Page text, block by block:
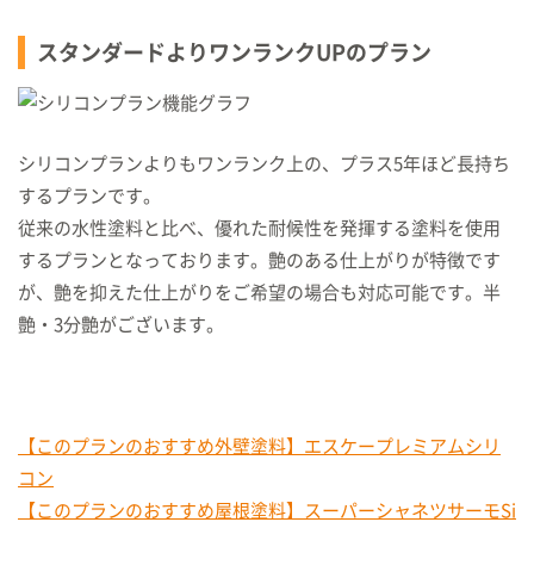
スタンダードよりワンランクUPのプラン
シリコンプランよりもワンランク上の、プラス5年ほど長持ち
するプランです。
従来の水性塗料と比べ、優れた耐候性を発揮する塗料を使用
するプランとなっております。艶のある仕上がりが特徴です
が、艶を抑えた仕上がりをご希望の場合も対応可能です。半
艶・3分艶がございます。
【このプランのおすすめ外壁塗料】エスケープレミアムシリ
コン
【このプランのおすすめ屋根塗料】スーパーシャネツサーモSi